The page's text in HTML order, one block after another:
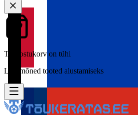
Teie ostukorv on tühi
Lisa mõned tooted alustamiseks